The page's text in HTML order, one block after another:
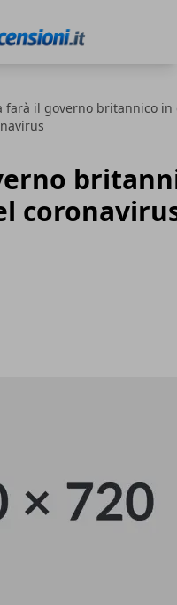
farà il governo britannico